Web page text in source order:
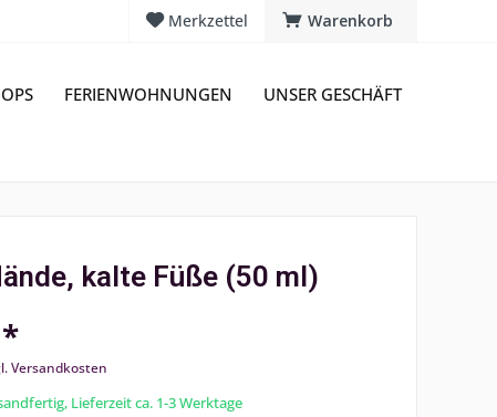
Warenkorb
Merkzettel
FERIENWOHNUNGEN UNSER GESCHÄFT
kalte Füße (50 ml)
Versandkosten
Lieferzeit ca. 1-3 Werktage